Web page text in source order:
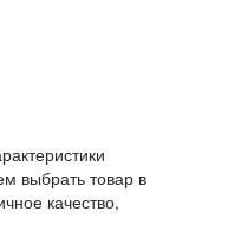
выбрать товар в
качество,